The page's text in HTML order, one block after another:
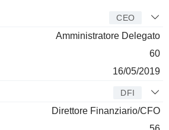
CEO
Amministratore Delegato
60
16/05/2019
DFI
Direttore Finanziario/CFO